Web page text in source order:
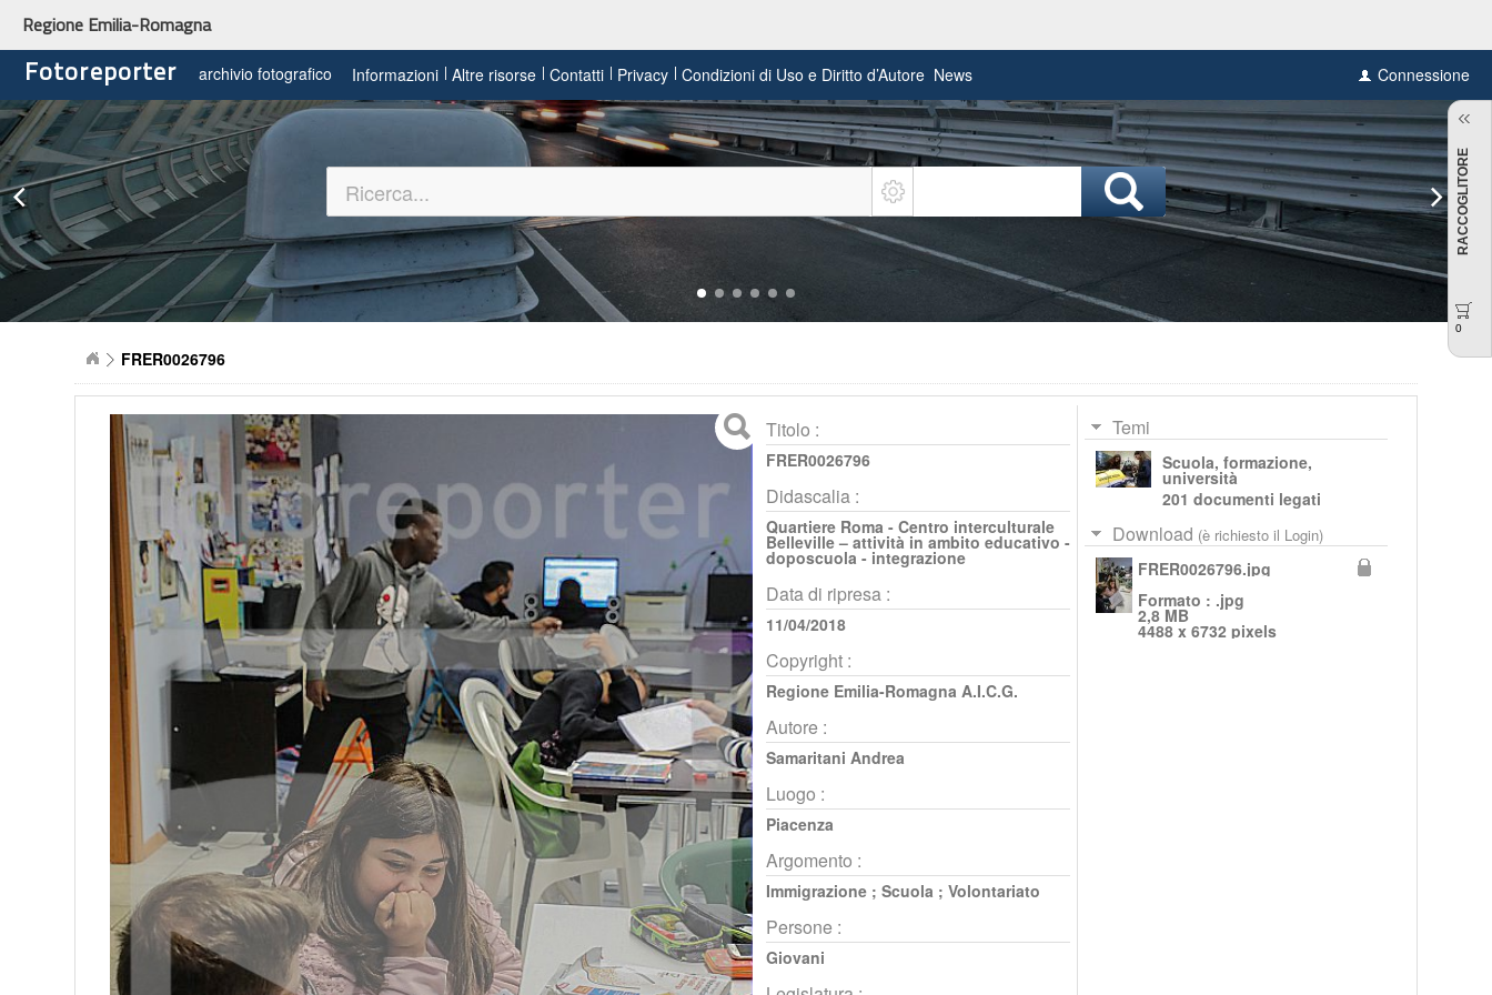
Regione Emilia-Romagna
Fotoreporter archivio fotografico Informazioni Altre risorse Contatti Privacy Condizioni di Uso e Diritto d’Autore News Connessione
FRER0026796
Titolo :
FRER0026796
Didascalia :
Quartiere Roma - Centro interculturale
Belleville – attività in ambito educativo -
doposcuola - integrazione
Data di ripresa :
11/04/2018
Copyright :
Regione Emilia-Romagna A.I.C.G.
Autore :
Samaritani Andrea
Luogo :
Piacenza
Argomento :
Immigrazione; Scuola ; Volontariato
Persone :
Giovani
Temi
Scuola, formazione,
università
201 documenti legati
Download (è richiesto il Login)
FRER0026796.jpg
Formato : .jpg
2,8 MB
4488 x 6732 pixels
RACCOGLITORE
0